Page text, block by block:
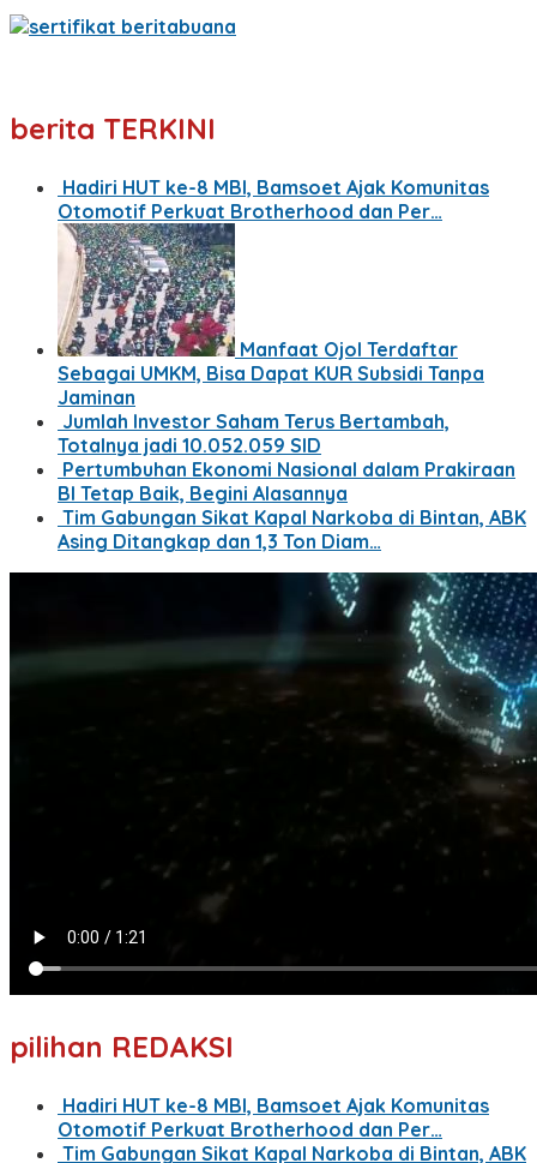
berita TERKINI
Hadiri HUT ke-8 MBI, Bamsoet Ajak Komunitas
Otomotif Perkuat Brotherhood dan Per…
Manfaat Ojol Terdaftar
Sebagai UMKM, Bisa Dapat KUR Subsidi Tanpa
Jaminan
Jumlah Investor Saham Terus Bertambah,
Totalnya jadi 10.052.059 SID
Pertumbuhan Ekonomi Nasional dalam Prakiraan
BI Tetap Baik, Begini Alasannya
Tim Gabungan Sikat Kapal Narkoba di Bintan, ABK
Asing Ditangkap dan 1,3 Ton Diam…
pilihan REDAKSI
Hadiri HUT ke-8 MBI, Bamsoet Ajak Komunitas
Otomotif Perkuat Brotherhood dan Per…
Tim Gabungan Sikat Kapal Narkoba di Bintan, ABK